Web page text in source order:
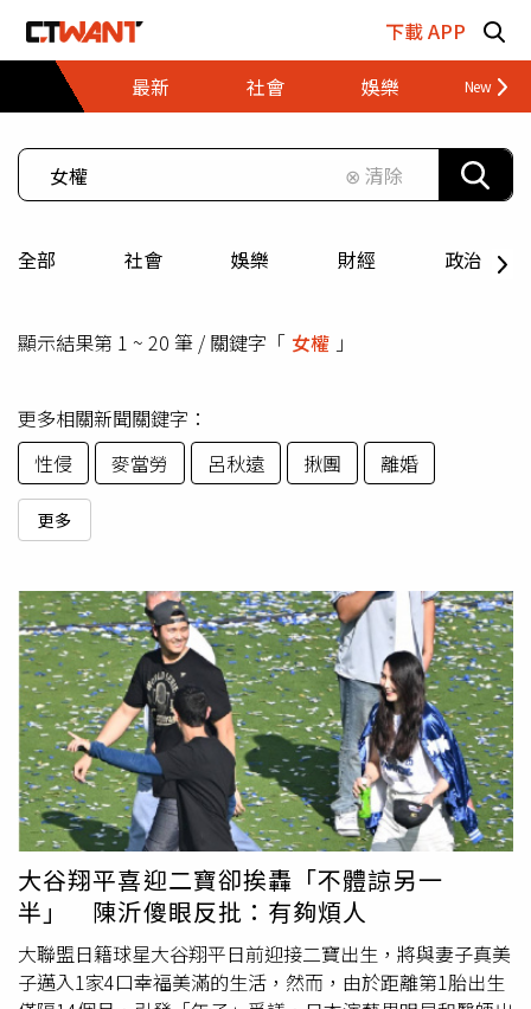
下載 APP
最新
社會 娛樂 財經
⊗ 清除
全部 社會 娛樂 財經 政治
顯示結果第 1 ~ 20 筆 / 關鍵字「 女權 」
更多相關新聞關鍵字：
性侵
麥當勞 呂秋遠 揪團 離婚
更多
大谷翔平喜迎二寶卻挨轟「不體諒另一
半」 陳沂傻眼反批：有夠煩人
大聯盟日籍球星大谷翔平日前迎接二寶出生，將與妻子真美
子邁入1家4口幸福美滿的生活，然而，由於距離第1胎出生